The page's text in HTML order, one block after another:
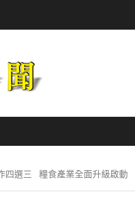
四選三 糧食產業全面升級啟動